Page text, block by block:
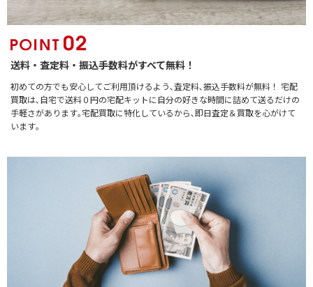
送料・査定料・振込手数料がすべて無料！
初めての方でも安心してご利用頂けるよう､査定料､振込手数料が無料！ 宅配
買取は､自宅で送料０円の宅配キットに自分の好きな時間に詰めて送るだけの
手軽さがあります｡宅配買取に特化しているから､即日査定＆買取を心がけて
います｡